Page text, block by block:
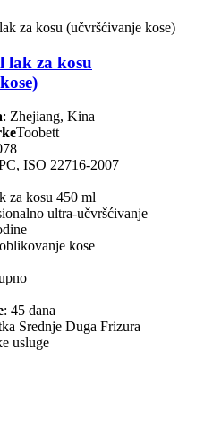
lak za kosu
: Zhejiang, Kina
Toobett
ISO 22716-2007
za kosu 450 ml
ultra-učvršćivanje
kose
: 45 dana
Srednje Duga Frizura
usluge